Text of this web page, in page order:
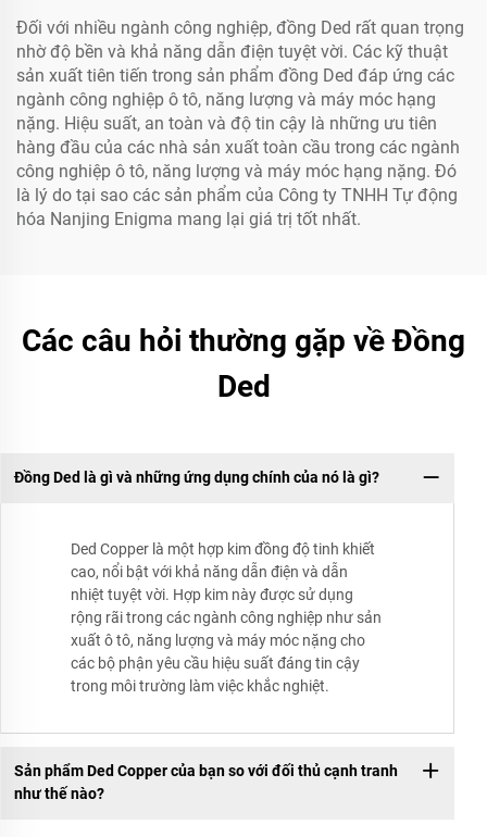
Đối với nhiều ngành công nghiệp, đồng Ded rất quan trọng
nhờ độ bền và khả năng dẫn điện tuyệt vời. Các kỹ thuật
sản xuất tiên tiến trong sản phẩm đồng Ded đáp ứng các
ngành công nghiệp ô tô, năng lượng và máy móc hạng
nặng. Hiệu suất, an toàn và độ tin cậy là những ưu tiên
hàng đầu của các nhà sản xuất toàn cầu trong các ngành
công nghiệp ô tô, năng lượng và máy móc hạng nặng. Đó
là lý do tại sao các sản phẩm của Công ty TNHH Tự động
hóa Nanjing Enigma mang lại giá trị tốt nhất.
Các câu hỏi thường gặp về Đồng
Ded
Đồng Ded là gì và những ứng dụng chính của nó là gì?
Ded Copper là một hợp kim đồng độ tinh khiết
cao, nổi bật với khả năng dẫn điện và dẫn
nhiệt tuyệt vời. Hợp kim này được sử dụng
rộng rãi trong các ngành công nghiệp như sản
xuất ô tô, năng lượng và máy móc nặng cho
các bộ phận yêu cầu hiệu suất đáng tin cậy
trong môi trường làm việc khắc nghiệt.
Sản phẩm Ded Copper của bạn so với đối thủ cạnh tranh
như thế nào?